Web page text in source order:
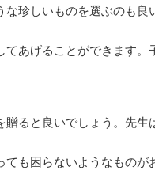
珍しいものを選ぶのも良
あげることができます。
ると良いでしょう。先生
も困らないようなものが